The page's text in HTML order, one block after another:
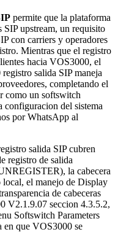
permite que la plataforma
SIP upstream, un requisito
con carriers y operadores
Mientras que el registro
hacia VOS3000, el
salida SIP maneja
completando el
como un softswitch
configuracion del sistema
por WhatsApp al
salida SIP cubren
registro de salida
la cabecera
el manejo de Display
de cabeceras
V2.1.9.07 seccion 4.3.5.2,
Softswitch Parameters
en que VOS3000 se